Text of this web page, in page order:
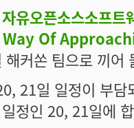
자유오픈소스소프
Of
해커쏜 팀으로 끼어
21일 일정이 부담
정인 20, 21일에